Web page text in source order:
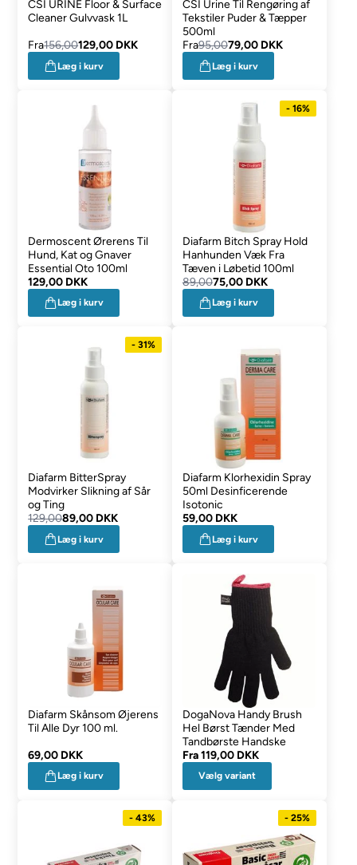
CSI URINE Floor & Surface
Cleaner Gulvvask 1L
Fra156,00129,00 DKK
Læg i kurv
CSI Urine Til Rengøring af
Tekstiler Puder & Tæpper
500ml
Fra95,0079,00 DKK
Læg i kurv
Dermoscent Ørerens Til
Hund, Kat og Gnaver
Essential Oto 100ml
129,00 DKK
Læg i kurv
- 16%
Diafarm Bitch Spray Hold
Hanhunden Væk Fra
Tæven i Løbetid 100ml
89,0075,00 DKK
Læg i kurv
- 31%
Diafarm BitterSpray
Modvirker Slikning af Sår
og Ting
129,0089,00 DKK
Læg i kurv
Diafarm Klorhexidin Spray
50ml Desinficerende
Isotonic
59,00 DKK
Læg i kurv
Diafarm Skånsom Øjerens
Til Alle Dyr 100 ml.
69,00 DKK
Læg i kurv
DogaNova Handy Brush
Hel Børst Tænder Med
Tandbørste Handske
Fra119,00 DKK
Vælg variant
- 43% - 25%